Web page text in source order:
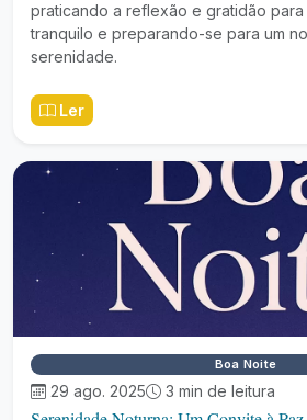
praticando a reflexão e gratidão para
tranquilo e preparando-se para um
serenidade.
Ler
Boa Noite
29 ago. 2025 3 min de leitura